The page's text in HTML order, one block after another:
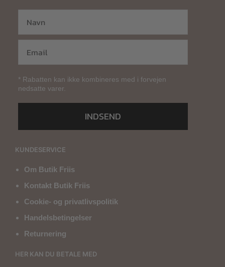
* Rabatten kan ikke kombineres med i forvejen
nedsatte varer.
INDSEND
KUNDESERVICE
Om Butik Friis
Kontakt Butik Friis
Cookie- og privatlivspolitik
Handelsbetingelser
Returnering
HER KAN DU BETALE MED